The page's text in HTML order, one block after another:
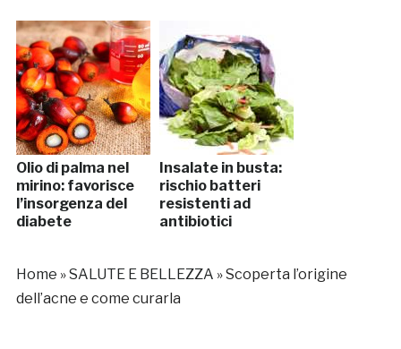
Olio di palma nel
mirino: favorisce
l’insorgenza del
diabete
Insalate in busta:
rischio batteri
resistenti ad
antibiotici
Home »SALUTE E BELLEZZA »Scoperta l’origine
dell’acne e come curarla